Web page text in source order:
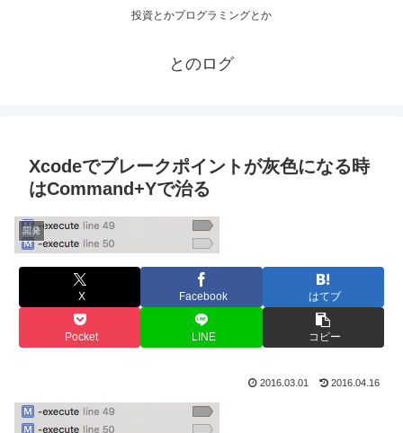
投資とかプログラミングとか
とのログ
Xcodeでブレークポイントが灰色になる時
はCommand+Yで治る
開発
X Facebook はてブ
Pocket LINE コピー
2016.03.01 2016.04.16